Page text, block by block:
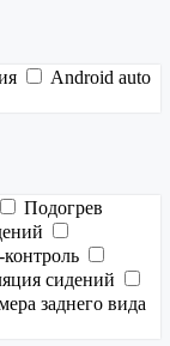
Android auto
Подогрев
сидений
заднего вида